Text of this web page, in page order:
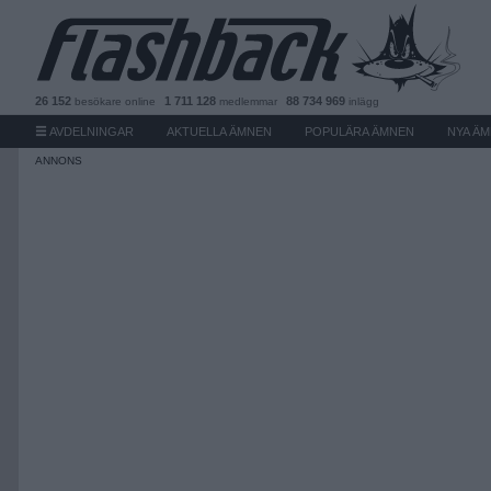
26 152 besökare online 1 711 128 medlemmar 88 734 969 inlägg
AVDELNINGAR AKTUELLA ÄMNEN POPULÄRA ÄMNEN NYA